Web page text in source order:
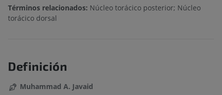
Términos relacionados: Núcleo torácico posterior; Núcleo
torácico dorsal
Definición
Muhammad A. Javaid